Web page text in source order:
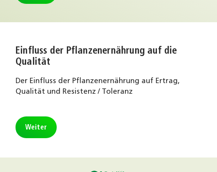
Einfluss der Pflanzenernährung auf die
Qualität
Der Einfluss der Pflanzenernährung auf Ertrag,
Qualität und Resistenz / Toleranz
Weiter